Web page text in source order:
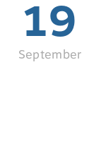
19
September